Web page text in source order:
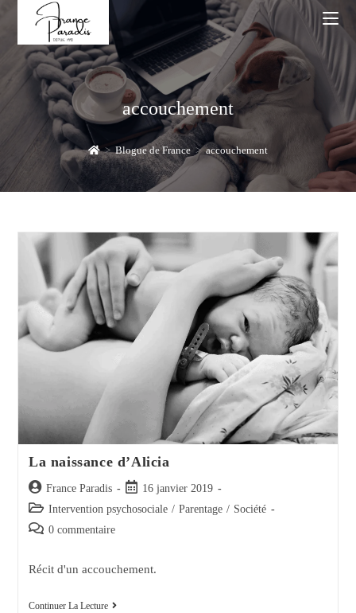
content
accouchement
> Blogue de France > accouchement
La naissance d’Alicia
Auteur/autrice
de
la
publication :
France Paradis
Post
published:
16 janvier 2019
Post
category:
Intervention psychosociale / Parentage / Société
Post 0 commentaire
Récit d'un accouchement.
Continuer La LectureLa